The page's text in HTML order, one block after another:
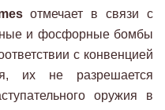
отмечает в связи с
и фосфорные бомбы
с конвенцией
их не разрешается
оружия в